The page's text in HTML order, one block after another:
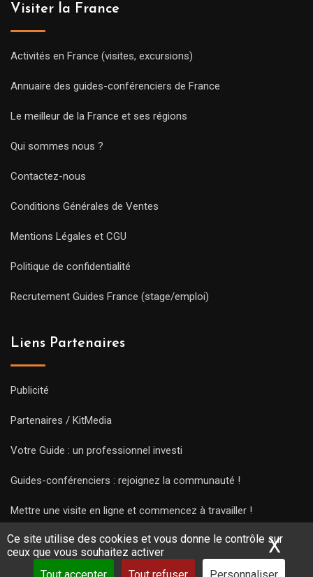
Ce site utilise des cookies et vous donne le contrôle sur
ceux que vous souhaitez activer
X
Visiter la France
Activités en France (visites, excursions)
Annuaire des guides-conférenciers de France
Le meilleur de la France et ses régions
Qui sommes nous ?
Contactez-nous
Conditions Générales de Ventes
Mentions Légales et CGU
Politique de confidentialité
Recrutement Guides France (stage/emploi)
Liens Partenaires
Publicité
Partenaires / KitMedia
Votre Guide : un professionnel investi
Guides-conférenciers : rejoignez la communauté !
Mettre une visite en ligne et commencez à travailler !